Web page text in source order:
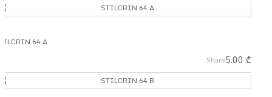
64 A
5.00 ₾
Share